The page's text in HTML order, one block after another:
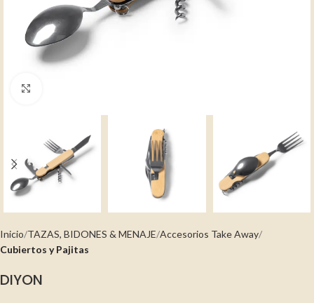
Inicio TAZAS, BIDONES & MENAJE Accesorios Take Away
Cubiertos y Pajitas
DIYON